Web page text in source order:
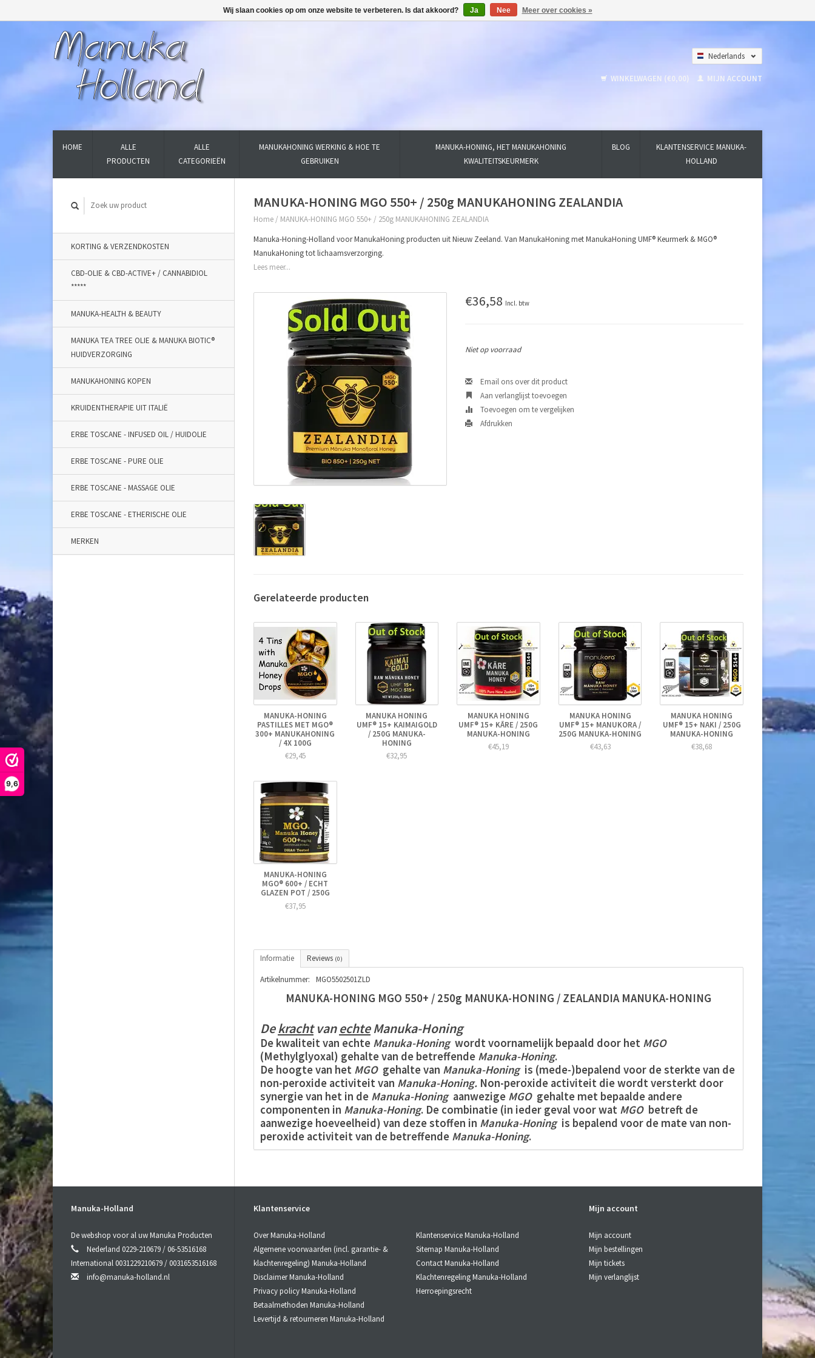
9,6
Nederlands
English
WINKELWAGEN (€0,00) MIJN ACCOUNT
HOME
ALLE
PRODUCTEN
ALLE
CATEGORIEËN
MANUKAHONING WERKING & HOE TE
GEBRUIKEN
MANUKA-HONING, HET MANUKAHONING
KWALITEITSKEURMERK
BLOG
KLANTENSERVICE MANUKA-
HOLLAND
KORTING & VERZENDKOSTEN
CBD-OLIE & CBD-ACTIVE+ / CANNABIDIOL
*****
MANUKA-HEALTH & BEAUTY
MANUKA TEA TREE OLIE & MANUKA BIOTIC®
HUIDVERZORGING
MANUKAHONING KOPEN
KRUIDENTHERAPIE UIT ITALIË
ERBE TOSCANE - INFUSED OIL / HUIDOLIE
ERBE TOSCANE - PURE OLIE
ERBE TOSCANE - MASSAGE OLIE
ERBE TOSCANE - ETHERISCHE OLIE
MERKEN
MANUKA-HONING MGO 550+ / 250g MANUKAHONING ZEALANDIA
Home / MANUKA-HONING MGO 550+ / 250g MANUKAHONING ZEALANDIA
Manuka-Honing-Holland voor ManukaHoning producten uit Nieuw Zeeland. Van ManukaHoning met ManukaHoning UMF® Keurmerk & MGO®
ManukaHoning tot lichaamsverzorging.
Lees meer...
€36,58 Incl. btw
Niet op voorraad
Email ons over dit product
Aan verlanglijst toevoegen
Toevoegen om te vergelijken
Afdrukken
Gerelateerde producten
MANUKA-HONING
PASTILLES MET MGO®
300+ MANUKAHONING
/ 4X 100G
€29,45
MANUKA HONING
UMF® 15+ KAIMAIGOLD
/ 250G MANUKA-
HONING
€32,95
MANUKA HONING
UMF® 15+ KĀRE / 250G
MANUKA-HONING
€45,19
MANUKA HONING
UMF® 15+ MANUKORA /
250G MANUKA-HONING
€43,63
MANUKA HONING
UMF® 15+ NAKI / 250G
MANUKA-HONING
€38,68
MANUKA-HONING
MGO® 600+ / ECHT
GLAZEN POT / 250G
€37,95
Informatie Reviews (0)
Artikelnummer: MGO5502501ZLD
MANUKA-HONING MGO 550+ / 250g MANUKA-HONING / ZEALANDIA MANUKA-HONING
Dekrachtvan echte Manuka-Honing
De kwaliteit van echte Manuka-Honingwordt voornamelijk bepaald door het MGO
(Methylglyoxal) gehalte van de betreffende Manuka-Honing.
De hoogte van het MGOgehalte van Manuka-Honingis (mede-)bepalend voor de sterkte van de
non-peroxide activiteit van Manuka-Honing. Non-peroxide activiteit die wordt versterkt door
synergie van het in de Manuka-Honingaanwezige MGOgehalte met bepaalde andere
componenten in Manuka-Honing. De combinatie (in ieder geval voor wat MGObetreft de
aanwezige hoeveelheid) van deze stoffen in Manuka-Honingis bepalend voor de mate van non-
peroxide activiteit van de betreffende Manuka-Honing.
100+ Manuka-Honingmet lichte non-peroxide activiteit
250+Manuka-Honingmet goede non-peroxide activiteit
400+Manuka-Honingmet krachtige non-peroxide activiteit
550+
Manuka-Honingmet uitmuntende non-peroxide activiteit
800+Manuka-Honingmet superieure non-peroxide activiteit
Voor informatie en/of advies kunt u ons uiteraard altijd benaderen via e-mail of telefoon.
Manuka-Holland
De webshop voor al uw Manuka Producten
Nederland 0229-210679 / 06-53516168
International 0031229210679 / 0031653516168
info@manuka-holland.nl
Klantenservice
Over Manuka-Holland
Algemene voorwaarden (incl. garantie- &
klachtenregeling) Manuka-Holland
Disclaimer Manuka-Holland
Privacy policy Manuka-Holland
Betaalmethoden Manuka-Holland
Levertijd & retourneren Manuka-Holland
Klantenservice Manuka-Holland
Sitemap Manuka-Holland
Contact Manuka-Holland
Klachtenregeling Manuka-Holland
Herroepingsrecht
Mijn account
Mijn account
Mijn bestellingen
Mijn tickets
Mijn verlanglijst
Wij slaan cookies op om onze website te verbeteren. Is dat akkoord? Ja Nee Meer over cookies »